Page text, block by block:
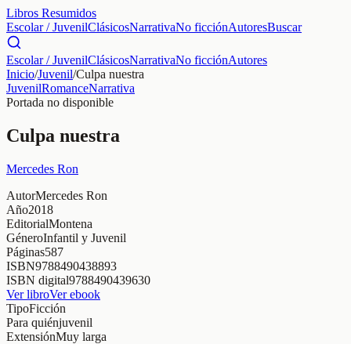
Libros Resumidos
Escolar / JuvenilClásicosNarrativaNo ficciónAutoresBuscar
Escolar / JuvenilClásicosNarrativaNo ficciónAutores
Inicio/Juvenil/Culpa nuestra
JuvenilRomanceNarrativa
Portada no disponible
Culpa nuestra
Mercedes Ron
AutorMercedes Ron
Año2018
EditorialMontena
GéneroInfantil y Juvenil
Páginas587
ISBN9788490438893
ISBN digital9788490439630
Ver libroVer ebook
TipoFicción
Para quiénjuvenil
ExtensiónMuy larga